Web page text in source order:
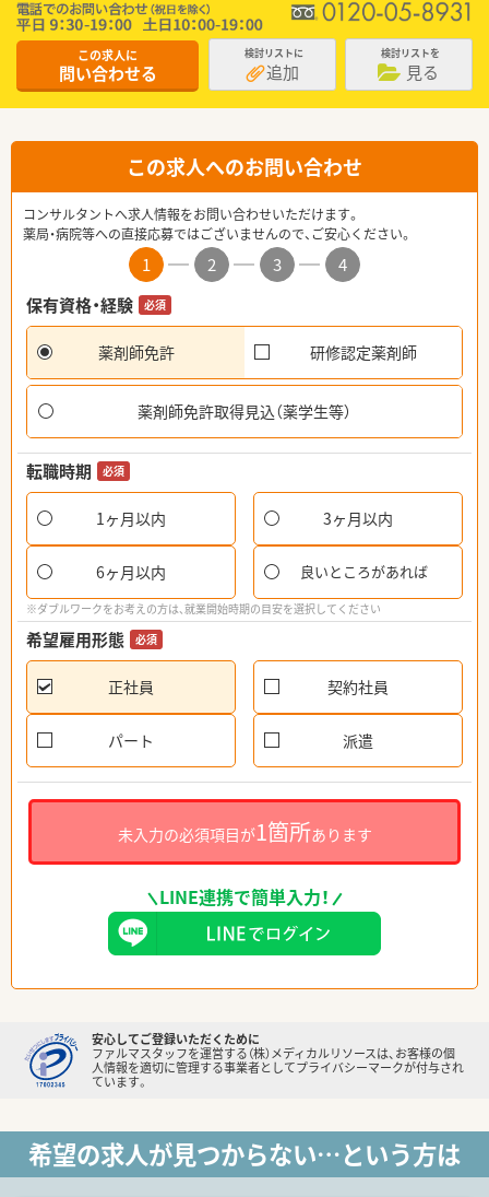
この求人に
問い合わせる
検討リストに
追加
検討リストを
見る
この求人へのお問い合わせ
コンサルタントへ求人情報をお問い合わせいただけます。
薬局・病院等への直接応募ではございませんので、ご安心ください。
1 2 3
4
保有資格・経験
必須
薬剤師免許 研修認定薬剤師
薬剤師免許取得見込（薬学生等）
転職時期 必須
1ヶ月以内 3ヶ月以内
6ヶ月以内 良いところがあれば
※ダブルワークをお考えの方は、就業開始時期の目安を選択してください
希望雇用形態 必須
正社員 契約社員
パート 派遣
未入力の必須項目が1箇所あります
LINE連携で簡単入力！
安心してご登録いただくために
ファルマスタッフを運営する（株）メディカルリソースは、お客様の個
人情報を適切に管理する事業者としてプライバシーマークが付与され
ています。
希望の求人が見つからない…という方は